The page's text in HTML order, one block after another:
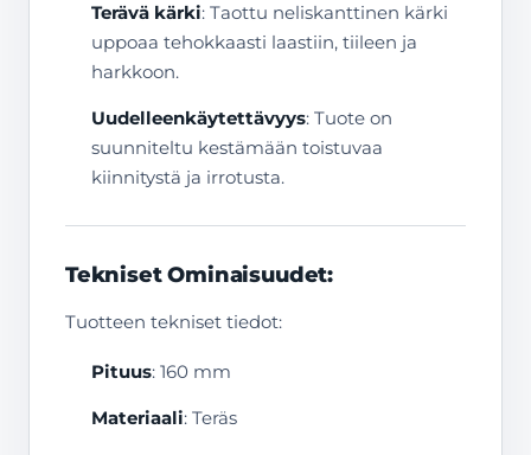
Terävä kärki: Taottu neliskanttinen kärki
uppoaa tehokkaasti laastiin, tiileen ja
harkkoon.
Uudelleenkäytettävyys: Tuote on
suunniteltu kestämään toistuvaa
kiinnitystä ja irrotusta.
Tekniset Ominaisuudet:
Tuotteen tekniset tiedot:
Pituus: 160 mm
Materiaali: Teräs